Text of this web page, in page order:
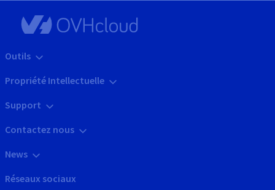
Outils
Propriété Intellectuelle
Support
Contactez nous
News
Réseaux sociaux